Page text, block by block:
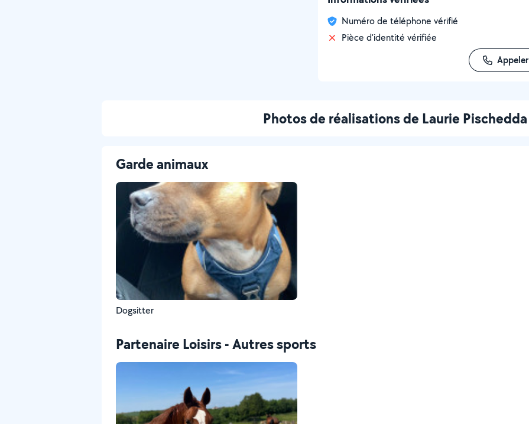
Numéro de téléphone vérifié
Pièce d'identité vérifiée
Appeler
Photos de réalisations de Laurie Pischedda
Garde animaux
Dogsitter
Partenaire Loisirs - Autres sports